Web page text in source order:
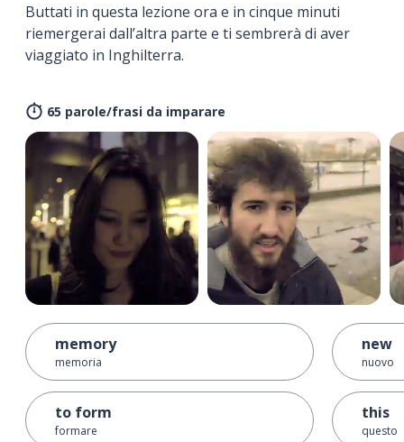
Buttati in questa lezione ora e in cinque minuti
riemergerai dall’altra parte e ti sembrerà di aver
viaggiato in Inghilterra.
65 parole/frasi da imparare
memory
memoria
to form
formare
new
nuovo
this
questo